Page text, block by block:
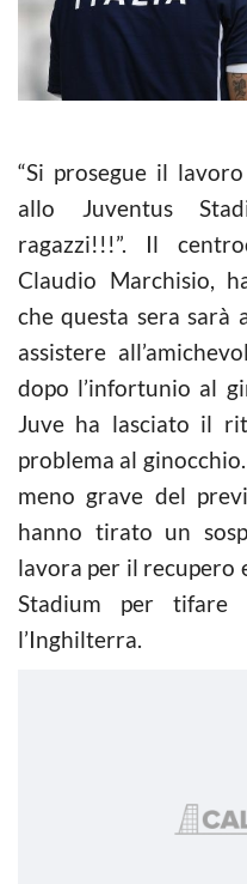
“Si prosegue il
allo Juventus
ragazzi!!!”. Il
Claudio Marchisio,
che questa sera sarà
assistere
dopo l’infortunio al
Juve ha lasciato il
problema al
meno grave del
hanno tirato un
lavora per il recupero
Stadium per tifare
l’Inghilterra.